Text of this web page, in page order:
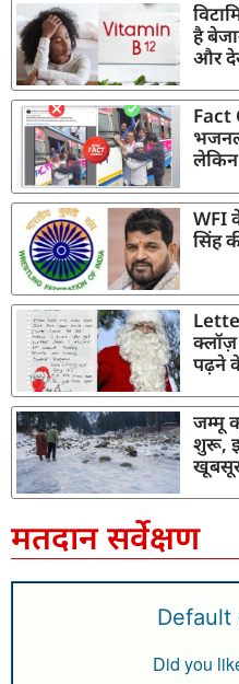
है
और
Fact
लेकिन
WFI
सिंह
पढ़ने
जम्मू
शुरू,
मतदान सर्वेक्षण
Default
Did you